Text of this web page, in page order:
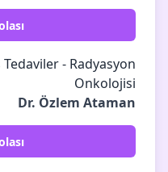
- Radyasyon
Onkolojisi
Dr. Özlem Ataman